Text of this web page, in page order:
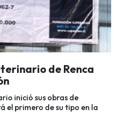
de Renca
inició sus obras de
el primero de su tipo en la